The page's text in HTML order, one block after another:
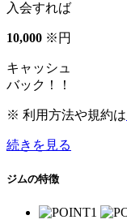
入会すれば
10,000 ※ 円
キャッシュ
バック！！
※ 利用方法や規約は
続きを見る
ジムの特徴